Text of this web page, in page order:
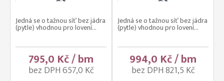
Jedná se o tažnou síť bez jádra
(pytle) vhodnou pro lovení...
795,0 Kč / bm
bez DPH 657,0 Kč
Jedná se o tažnou síť bez jádra
(pytle) vhodnou pro lovení...
994,0 Kč / bm
bez DPH 821,5 Kč